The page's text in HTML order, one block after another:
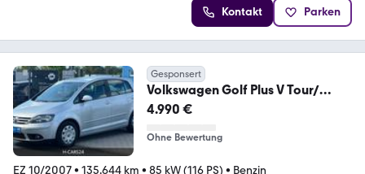
Kontakt Parken
Gesponsert
Volkswagen Golf Plus V Tour/
Automatik/ Tüv Neu
4.990 €
Ohne Bewertung
EZ 10/2007• 135.644 km • 85 kW (116 PS) • Benzin